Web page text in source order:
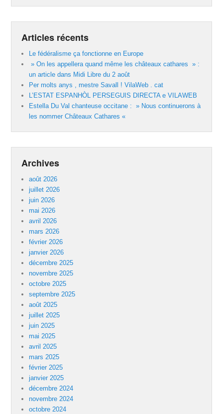
Articles récents
Le fédéralisme ça fonctionne en Europe
» On les appellera quand même les châteaux cathares » :
un article dans Midi Libre du 2 août
Per molts anys , mestre Savall ! VilaWeb . cat
L’ESTAT ESPANHÒL PERSEGUIS DIRECTA e VILAWEB
Estella Du Val chanteuse occitane : » Nous continuerons à
les nommer Châteaux Cathares «
Archives
août 2026
juillet 2026
juin 2026
mai 2026
avril 2026
mars 2026
février 2026
janvier 2026
décembre 2025
novembre 2025
octobre 2025
septembre 2025
août 2025
juillet 2025
juin 2025
mai 2025
avril 2025
mars 2025
février 2025
janvier 2025
décembre 2024
novembre 2024
octobre 2024